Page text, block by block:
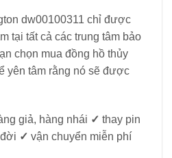
dw00100311 chỉ được
tại tất cả các trung tâm bảo
chọn mua đồng hồ thủy
yên tâm rằng nó sẽ được
giả, hàng nhái ✓ thay pin
✓ vận chuyển miễn phí